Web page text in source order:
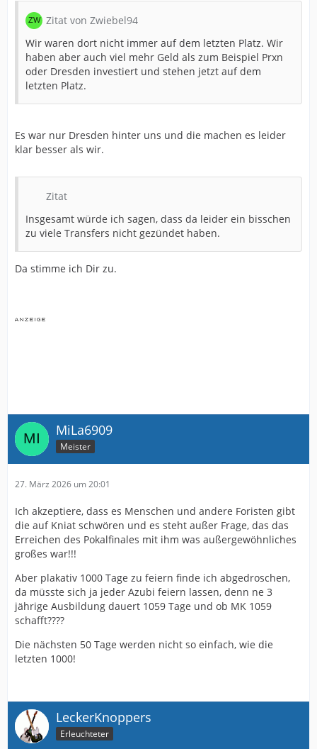
Zitat von Zwiebel94
Wir waren dort nicht immer auf dem letzten Platz. Wir
haben aber auch viel mehr Geld als zum Beispiel Prxn
oder Dresden investiert und stehen jetzt auf dem
letzten Platz.
Es war nur Dresden hinter uns und die machen es leider
klar besser als wir.
Zitat
Insgesamt würde ich sagen, dass da leider ein bisschen
zu viele Transfers nicht gezündet haben.
Da stimme ich Dir zu.
MiLa6909
Meister
27. März 2026 um 20:01
Ich akzeptiere, dass es Menschen und andere Foristen gibt
die auf Kniat schwören und es steht außer Frage, das das
Erreichen des Pokalfinales mit ihm was außergewöhnliches
großes war!!!
Aber plakativ 1000 Tage zu feiern finde ich abgedroschen,
da müsste sich ja jeder Azubi feiern lassen, denn ne 3
jährige Ausbildung dauert 1059 Tage und ob MK 1059
schafft????
Die nächsten 50 Tage werden nicht so einfach, wie die
letzten 1000!
LeckerKnoppers
Erleuchteter